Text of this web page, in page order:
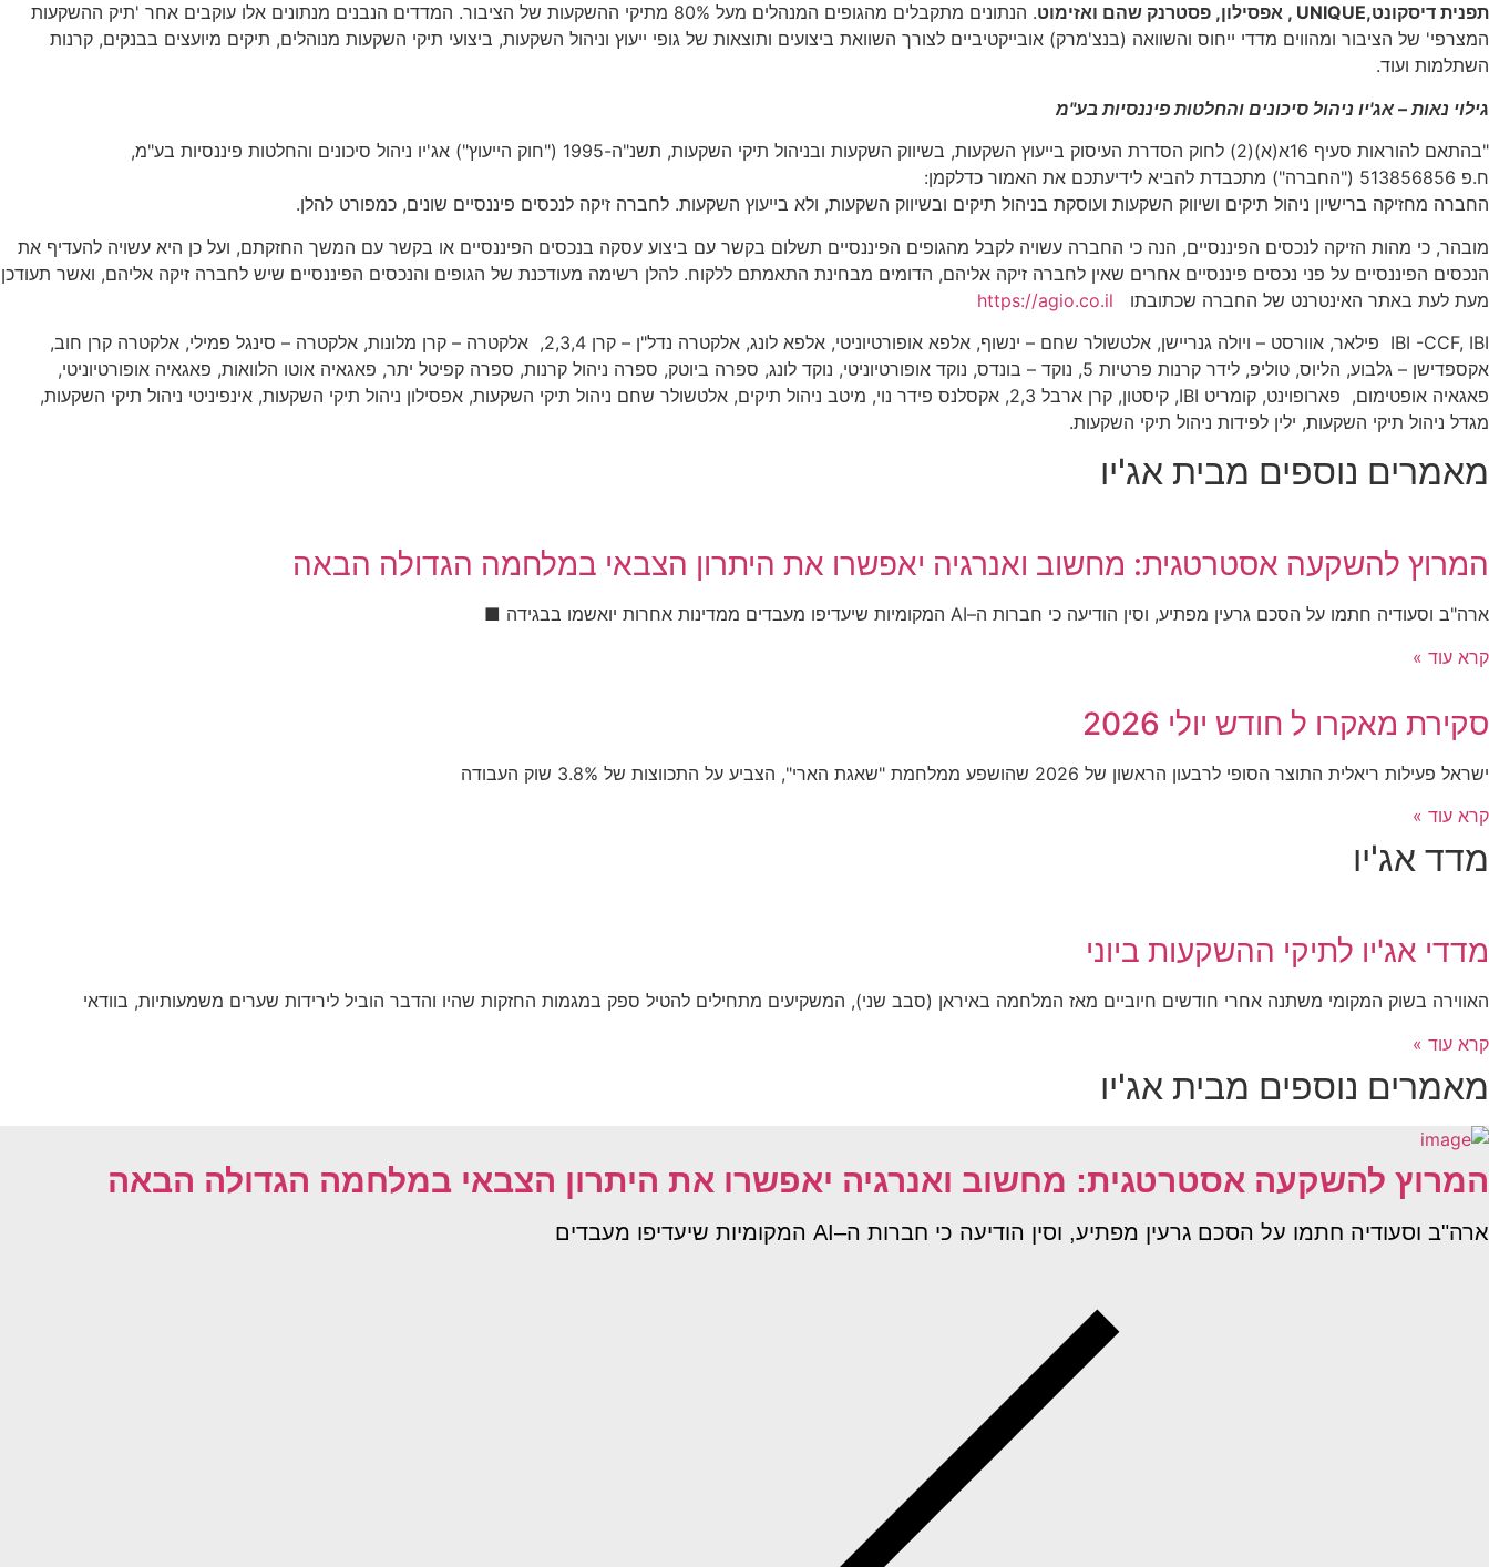
תפנית דיסקונט,UNIQUE , אפסילון, פסטרנק שהם ואזימוט
. הנתונים מתקבלים מהגופים המנהלים מעל 80% מתיקי ההשקעות של הציבור. המדדים הנבנים מנתונים אלו עוקבים אחר 'תיק ההשקעות
המצרפי' של הציבור ומהווים מדדי ייחוס והשוואה (בנצ'מרק) אובייקטיביים לצורך השוואת ביצועים ותוצאות של גופי ייעוץ וניהול השקעות, ביצועי תיקי השקעות מנוהלים, תיקים מיועצים בבנקים, קרנות
השתלמות ועוד.
גילוי נאות – אג'יו ניהול סיכונים והחלטות פיננסיות בע"מ
"בהתאם להוראות סעיף 16א(א)(2) לחוק הסדרת העיסוק בייעוץ השקעות, בשיווק השקעות ובניהול תיקי השקעות, תשנ"ה-1995 ("חוק הייעוץ") אג'יו ניהול סיכונים והחלטות פיננסיות בע"מ,
ח.פ 513856856 ("החברה") מתכבדת להביא לידיעתכם את האמור כדלקמן:
החברה מחזיקה ברישיון ניהול תיקים ושיווק השקעות ועוסקת בניהול תיקים ובשיווק השקעות, ולא בייעוץ השקעות. לחברה זיקה לנכסים פיננסיים שונים, כמפורט להלן.
מובהר, כי מהות הזיקה לנכסים הפיננסיים, הנה כי החברה עשויה לקבל מהגופים הפיננסיים תשלום בקשר עם ביצוע עסקה בנכסים הפיננסיים או בקשר עם המשך החזקתם, ועל כן היא עשויה להעדיף את
הנכסים הפיננסיים על פני נכסים פיננסיים אחרים שאין לחברה זיקה אליהם, הדומים מבחינת התאמתם ללקוח. להלן רשימה מעודכנת של הגופים והנכסים הפיננסיים שיש לחברה זיקה אליהם, ואשר תעודכן
מעת לעת באתר האינטרנט של החברה שכתובתו https://agio.co.il
IBI -CCF, IBI פילאר, אוורסט – ויולה גנריישן, אלטשולר שחם – ינשוף, אלפא אופורטיוניטי, אלפא לונג, אלקטרה נדל"ן – קרן 2,3,4, אלקטרה – קרן מלונות, אלקטרה – סינגל פמילי, אלקטרה קרן חוב,
אקספדישן – גלבוע, הליוס, טוליפ, לידר קרנות פרטיות 5, נוקד – בונדס, נוקד אופורטיוניטי, נוקד לונג, ספרה ביוטק, ספרה ניהול קרנות, ספרה קפיטל יתר, פאגאיה אוטו הלוואות, פאגאיה אופורטיוניטי,
פאגאיה אופטימום, פארופוינט, קומריט IBI, קיסטון, קרן ארבל 2,3, אקסלנס פידר נוי, מיטב ניהול תיקים, אלטשולר שחם ניהול תיקי השקעות, אפסילון ניהול תיקי השקעות, אינפיניטי ניהול תיקי השקעות,
מגדל ניהול תיקי השקעות, ילין לפידות ניהול תיקי השקעות.
מאמרים נוספים מבית אג'יו
המרוץ להשקעה אסטרטגית: מחשוב ואנרגיה יאפשרו את היתרון הצבאי במלחמה הגדולה הבאה
ארה"ב וסעודיה חתמו על הסכם גרעין מפתיע, וסין הודיעה כי חברות ה–AI המקומיות שיעדיפו מעבדים ממדינות אחרות יואשמו בבגידה ■
קרא עוד »
סקירת מאקרו ל חודש יולי 2026
ישראל פעילות ריאלית התוצר הסופי לרבעון הראשון של 2026 שהושפע ממלחמת "שאגת הארי", הצביע על התכווצות של 3.8% שוק העבודה
קרא עוד »
מדד אג'יו
מדדי אג'יו לתיקי ההשקעות ביוני
האווירה בשוק המקומי משתנה אחרי חודשים חיוביים מאז המלחמה באיראן (סבב שני), המשקיעים מתחילים להטיל ספק במגמות החזקות שהיו והדבר הוביל לירידות שערים משמעותיות, בוודאי
קרא עוד »
מאמרים נוספים מבית אג'יו
המרוץ להשקעה אסטרטגית: מחשוב ואנרגיה יאפשרו את היתרון הצבאי במלחמה הגדולה הבאה
ארה"ב וסעודיה חתמו על הסכם גרעין מפתיע, וסין הודיעה כי חברות ה–AI המקומיות שיעדיפו מעבדים